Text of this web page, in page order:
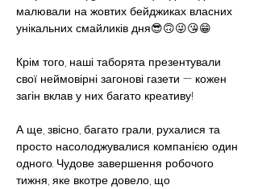
малювали на жовтих бейджиках власних
унікальних смайликів дня😎🙃😜😘😁
Крім того, наші таборята презентували
свої неймовірні загонові газети — кожен
загін вклав у них багато креативу!
А ще, звісно, багато грали, рухалися та
просто насолоджувалися компанією один
одного. Чудове завершення робочого
тижня, яке вкотре довело, що